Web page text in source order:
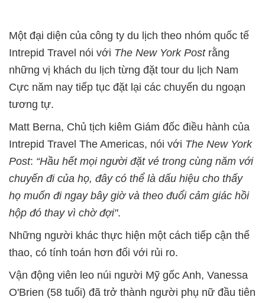
Một đại diện của công ty du lịch theo nhóm quốc tế
Intrepid Travel nói với The New York Postrằng
những vị khách du lịch từng đặt tour du lịch Nam
Cực năm nay tiếp tục đặt lại các chuyến du ngoạn
tương tự.
Matt Berna, Chủ tịch kiêm Giám đốc điều hành của
Intrepid Travel The Americas, nói với The New York
Post: “Hầu hết mọi người đặt vé trong cùng năm với
chuyến đi của họ, đây có thể là dấu hiệu cho thấy
họ muốn đi ngay bây giờ và theo đuổi cảm giác hồi
hộp đó thay vì chờ đợi".
Những người khác thực hiện một cách tiếp cận thể
thao, có tính toán hơn đối với rủi ro.
Vận động viên leo núi người Mỹ gốc Anh, Vanessa
O'Brien (58 tuổi) đã trở thành người phụ nữ đầu tiên